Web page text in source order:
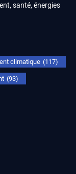
santé, énergies
climatique (117)
(93)